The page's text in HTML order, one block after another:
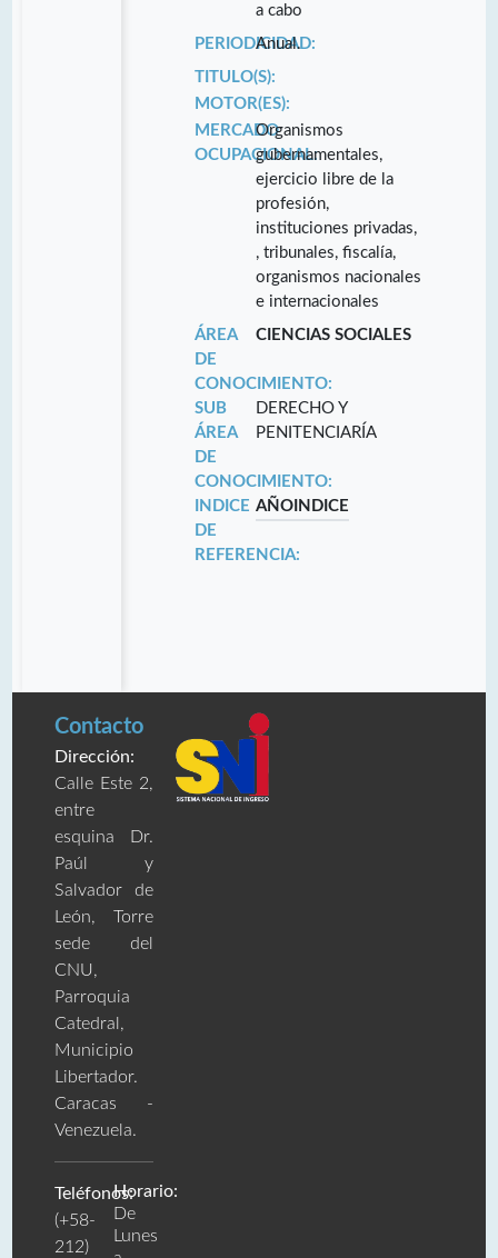
a cabo
PERIODICIDAD:
Anual.
TITULO(S):
MOTOR(ES):
MERCADO
OCUPACIONAL:
Organismos
gubernamentales,
ejercicio libre de la
profesión,
instituciones privadas,
, tribunales, fiscalía,
organismos nacionales
e internacionales
ÁREA
DE
CONOCIMIENTO:
CIENCIAS SOCIALES
SUB
ÁREA
DE
CONOCIMIENTO:
DERECHO Y
PENITENCIARÍA
INDICE
DE
REFERENCIA:
AÑO INDICE
Contacto
Dirección:
Calle Este 2,
entre
esquina Dr.
Paúl y
Salvador de
León, Torre
sede del
CNU,
Parroquia
Catedral,
Municipio
Libertador.
Caracas -
Venezuela.
Teléfonos:
(+58-
212)
Horario:
De
Lunes